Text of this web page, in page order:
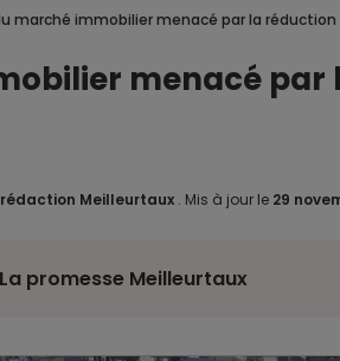
marché immobilier menacé par la réduction
menacé par
rédaction Meilleurtaux . Mis à jour le 29
La promesse Meilleurtaux